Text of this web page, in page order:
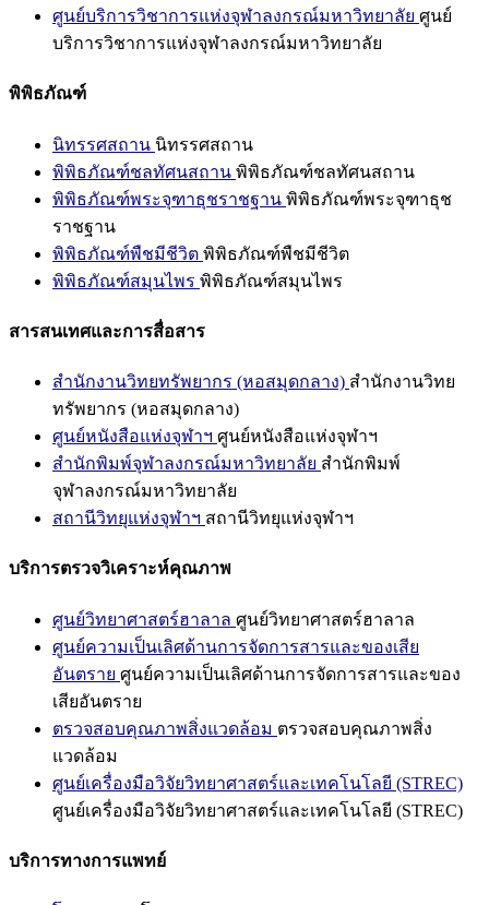
ศูนย์บริการวิชาการแห่งจุฬาลงกรณ์มหาวิทยาลัย ศูนย์
บริการวิชาการแห่งจุฬาลงกรณ์มหาวิทยาลัย
พิพิธภัณฑ์
นิทรรศสถาน นิทรรศสถาน
พิพิธภัณฑ์ชลทัศนสถาน พิพิธภัณฑ์ชลทัศนสถาน
พิพิธภัณฑ์พระจุฑาธุชราชฐาน พิพิธภัณฑ์พระจุฑาธุช
ราชฐาน
พิพิธภัณฑ์พืชมีชีวิต พิพิธภัณฑ์พืชมีชีวิต
พิพิธภัณฑ์สมุนไพร พิพิธภัณฑ์สมุนไพร
สารสนเทศและการสื่อสาร
สำนักงานวิทยทรัพยากร (หอสมุดกลาง) สำนักงานวิทย
ทรัพยากร (หอสมุดกลาง)
ศูนย์หนังสือแห่งจุฬาฯ ศูนย์หนังสือแห่งจุฬาฯ
สำนักพิมพ์จุฬาลงกรณ์มหาวิทยาลัย สำนักพิมพ์
จุฬาลงกรณ์มหาวิทยาลัย
สถานีวิทยุแห่งจุฬาฯ สถานีวิทยุแห่งจุฬาฯ
บริการตรวจวิเคราะห์คุณภาพ
ศูนย์วิทยาศาสตร์ฮาลาล ศูนย์วิทยาศาสตร์ฮาลาล
ศูนย์ความเป็นเลิศด้านการจัดการสารและของเสีย
อันตราย ศูนย์ความเป็นเลิศด้านการจัดการสารและของ
เสียอันตราย
ตรวจสอบคุณภาพสิ่งแวดล้อม ตรวจสอบคุณภาพสิ่ง
แวดล้อม
ศูนย์เครื่องมือวิจัยวิทยาศาสตร์และเทคโนโลยี (STREC)
ศูนย์เครื่องมือวิจัยวิทยาศาสตร์และเทคโนโลยี (STREC)
บริการทางการแพทย์